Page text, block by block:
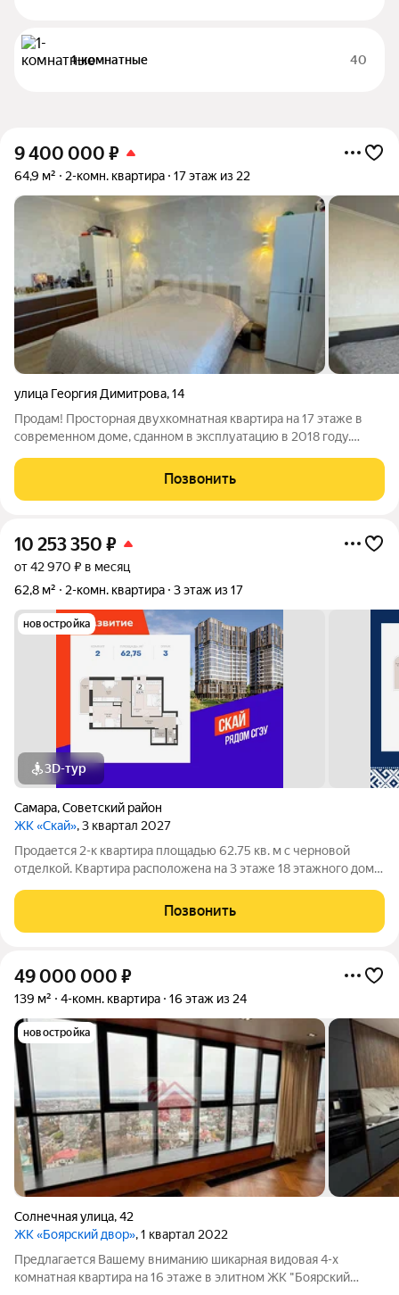
1-комнатные 40
9 400 000 ₽
64,9 м² 2-комн. квартира 17 этаж из 22
улица Георгия Димитрова,14
Продам! Просторная двухкомнатная квартира на 17 этаже в
современном доме, сданном в эксплуатацию в 2018 году.
комфортному проживанию благодаря выполненному
качественному ремонту. Планировка
Позвонить
10 253 350 ₽
от 42 970 ₽ в месяц
62,8 м²
2-комн. квартира 3 этаж из 17
новостройка
3D-тур
Самара,Советский район
ЖК «Скай», 3 квартал 2027
Продается 2-к квартира площадью 62.75 кв. м с черновой
отделкой. Квартира расположена на 3 этаже 18 этажного дома,
безопасные зелёные дворы, детские и спортивные площадки.
Панорамные виды на
Позвонить
49 000 000 ₽
139 м² 4-комн. квартира 16 этаж из 24
новостройка
Солнечная улица,42
ЖК «Боярский двор», 1 квартал 2022
Предлагается Вашему вниманию шикарная видовая 4-х
комнатная квартира на 16 этаже в элитном ЖК "Боярский